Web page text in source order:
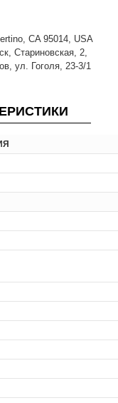
CA 95014, USA
Стариновская, 2,
ул. Гоголя, 23-3/1